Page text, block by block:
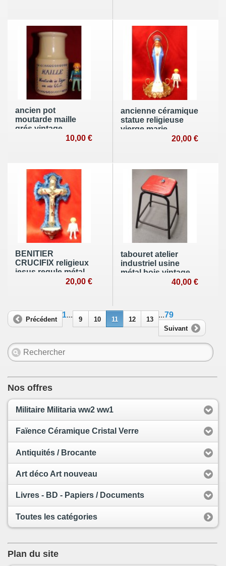
ancien pot
moutarde maille
grés vintage
10,00 €
ancienne céramique
statue religieuse
vierge marie
20,00 €
BENITIER
CRUCIFIX religieux
jesus regule métal
20,00 €
tabouret atelier
industriel usine
métal bois vintage
40,00 €
Précédent
1...
9 10 11 12 13
...79
Suivant
Nos offres
Militaire Militaria ww2 ww1
Faïence Céramique Cristal Verre
Antiquités / Brocante
Art déco Art nouveau
Livres - BD - Papiers / Documents
Toutes les catégories
Plan du site